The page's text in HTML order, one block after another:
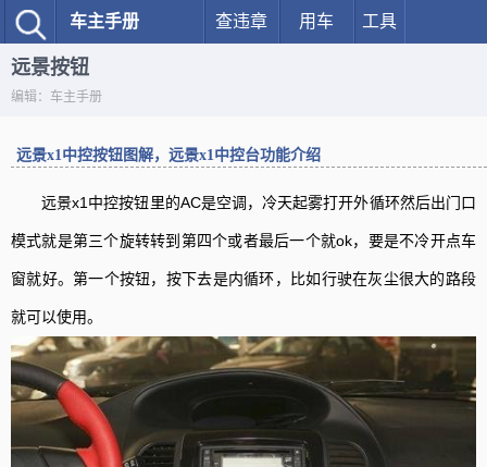
车主手册 查违章 用车 工具
远景按钮
编辑：车主手册
远景x1中控按钮图解，远景x1中控台功能介绍
远景x1中控按钮里的AC是空调，冷天起雾打开外循环然后出门口
模式就是第三个旋转转到第四个或者最后一个就ok，要是不冷开点车
窗就好。第一个按钮，按下去是内循环，比如行驶在灰尘很大的路段
就可以使用。